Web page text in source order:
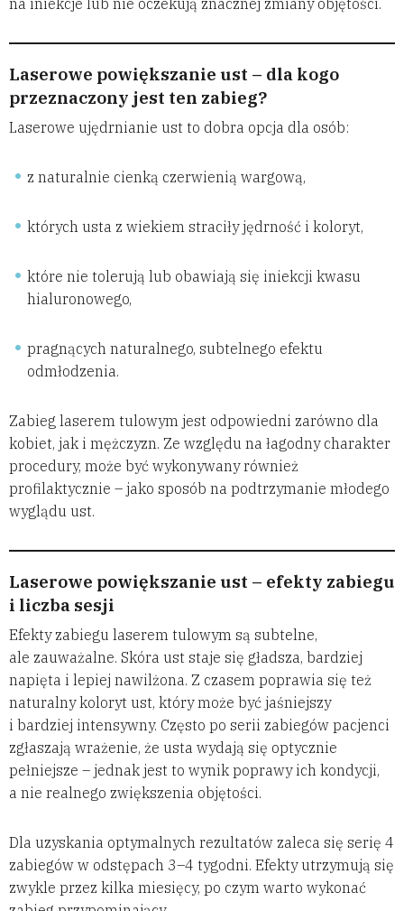
na iniekcje lub nie oczekują znacznej zmiany objętości.
Laserowe powiększanie ust – dla kogo
przeznaczony jest ten zabieg?
Laserowe ujędrnianie ust to dobra opcja dla osób:
z naturalnie cienką czerwienią wargową,
których usta z wiekiem straciły jędrność i koloryt,
które nie tolerują lub obawiają się iniekcji kwasu
hialuronowego,
pragnących naturalnego, subtelnego efektu
odmłodzenia.
Zabieg laserem tulowym jest odpowiedni zarówno dla
kobiet, jak i mężczyzn. Ze względu na łagodny charakter
procedury, może być wykonywany również
profilaktycznie – jako sposób na podtrzymanie młodego
wyglądu ust.
Laserowe powiększanie ust – efekty zabiegu
i liczba sesji
Efekty zabiegu laserem tulowym są subtelne,
ale zauważalne. Skóra ust staje się gładsza, bardziej
napięta i lepiej nawilżona. Z czasem poprawia się też
naturalny koloryt ust, który może być jaśniejszy
i bardziej intensywny. Często po serii zabiegów pacjenci
zgłaszają wrażenie, że usta wydają się optycznie
pełniejsze – jednak jest to wynik poprawy ich kondycji,
a nie realnego zwiększenia objętości.
Dla uzyskania optymalnych rezultatów zaleca się serię 4
zabiegów w odstępach 3–4 tygodni. Efekty utrzymują się
zwykle przez kilka miesięcy, po czym warto wykonać